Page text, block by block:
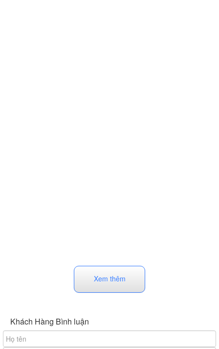
Xem thêm
Khách Hàng Bình luận